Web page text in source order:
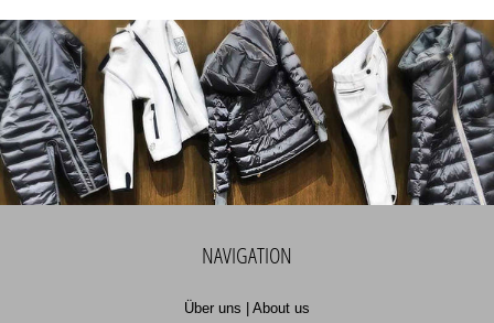
NAVIGATION
Über uns | About us